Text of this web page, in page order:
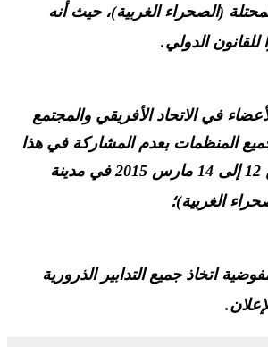
(الصحراء الغربية)، حيث أنه
الدولي.
في الاتحاد الأفريقي والمجتمع
المنظمات بعدم المشاركة في هذا
المنتدى، المقرر من 12 إلى 14 مارس 2015 في مدينة
الغربية)؛
اتخاذ جميع التدابير الذرورية